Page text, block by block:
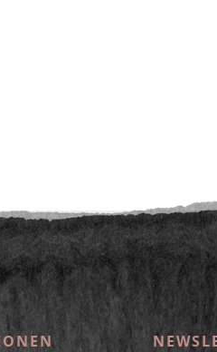
wenn nicht anders beschrieben